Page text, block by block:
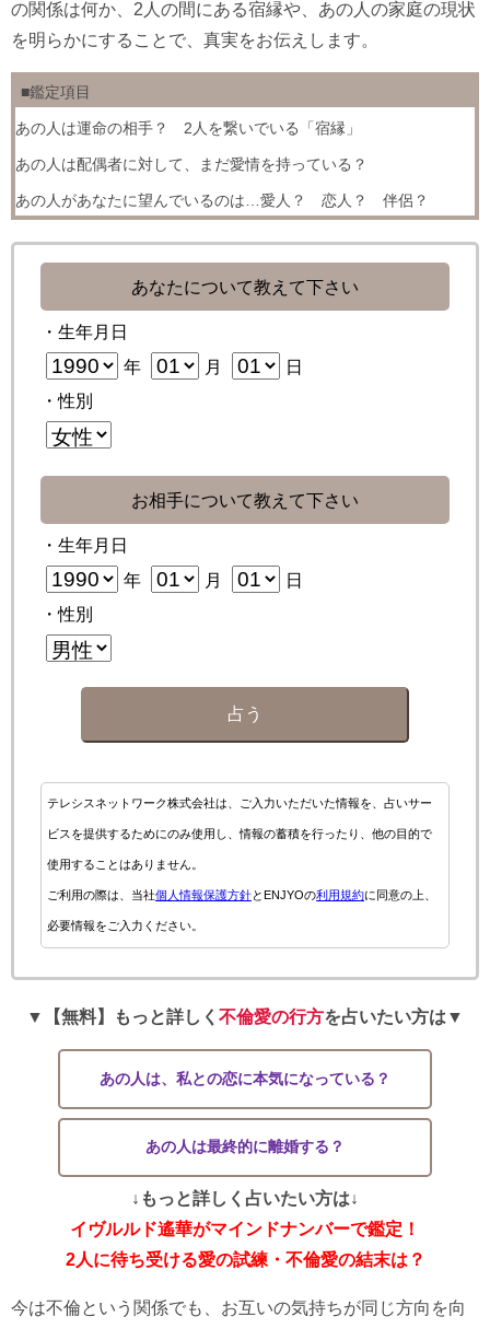
の関係は何か、2人の間にある宿縁や、あの人の家庭の現状
を明らかにすることで、真実をお伝えします。
■鑑定項目
あの人は運命の相手？ 2人を繋いでいる「宿縁」
あの人は配偶者に対して、まだ愛情を持っている？
あの人があなたに望んでいるのは…愛人？ 恋人？ 伴侶？
あなたについて教えて下さい
・生年月日
年 月
日
・性別
お相手について教えて下さい
・生年月日
年 月
日
・性別
占う
テレシスネットワーク株式会社は、ご入力いただいた情報を、占いサー
ビスを提供するためにのみ使用し、情報の蓄積を行ったり、他の目的で
使用することはありません。
ご利用の際は、当社個人情報保護方針とENJYOの利用規約に同意の上、
必要情報をご入力ください。
▼【無料】もっと詳しく 不倫愛の行方を占いたい方は▼
あの人は、私との恋に本気になっている？
あの人は最終的に離婚する？
↓もっと詳しく占いたい方は↓
イヴルルド遙華がマインドナンバーで鑑定！
2人に待ち受ける愛の試練・不倫愛の結末は？
今は不倫という関係でも、お互いの気持ちが同じ方向を向